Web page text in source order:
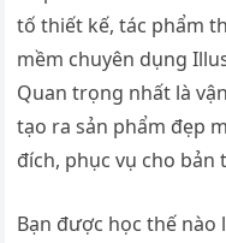
tố thiết kế, tác phẩm
mềm chuyên dụng
Quan trọng nhất là
tạo ra sản phẩm đẹp
đích, phục vụ cho bản
Bạn được học thế nào